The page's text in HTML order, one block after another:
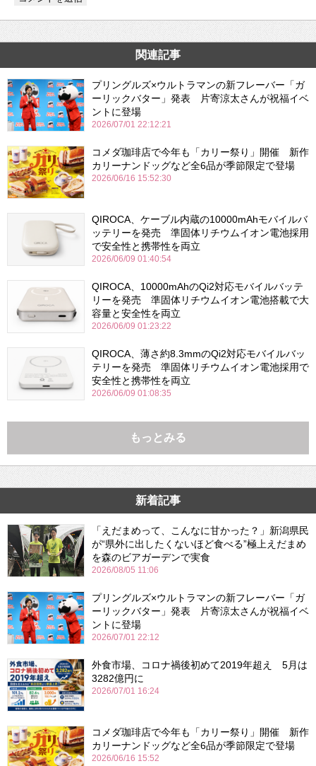
関連記事
プリングルズ×ウルトラマンの新フレーバー「ガ
ーリックバター」発表 片寄涼太さんが祝福イベ
ントに登場
2026/07/01 22:12:21
コメダ珈琲店で今年も「カリー祭り」開催 新作
カリーナンドッグなど全6品が季節限定で登場
2026/06/16 15:52:30
QIROCA、ケーブル内蔵の10000mAhモバイルバ
ッテリーを発売 準固体リチウムイオン電池採用
で安全性と携帯性を両立
2026/06/09 01:40:54
QIROCA、10000mAhのQi2対応モバイルバッテ
リーを発売 準固体リチウムイオン電池搭載で大
容量と安全性を両立
2026/06/09 01:23:22
QIROCA、薄さ約8.3mmのQi2対応モバイルバッ
テリーを発売 準固体リチウムイオン電池採用で
安全性と携帯性を両立
2026/06/09 01:08:35
もっとみる
新着記事
「えだまめって、こんなに甘かった？」新潟県民
が“県外に出したくないほど食べる”極上えだまめ
を森のビアガーデンで実食
2026/08/05 11:06
プリングルズ×ウルトラマンの新フレーバー「ガ
ーリックバター」発表 片寄涼太さんが祝福イベ
ントに登場
2026/07/01 22:12
外食市場、コロナ禍後初めて2019年超え 5月は
3282億円に
2026/07/01 16:24
コメダ珈琲店で今年も「カリー祭り」開催 新作
カリーナンドッグなど全6品が季節限定で登場
2026/06/16 15:52